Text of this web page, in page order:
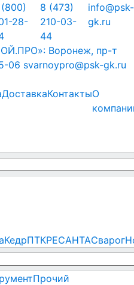
28-
8 (473)
210-03-
44
info@psk-
gk.ru
Воронеж, пр-т
06 svarnoypro@psk-gk.ru
ДоставкаКонтактыО
КедрПТКРЕСАНТАСварог
Прочий